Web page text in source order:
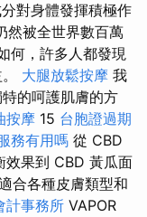
對身體發揮積極作
然被全世界數百萬
何，許多人都發現
大腿放鬆按摩 我
的呵護肌膚的方
按摩 15 台胞證過期
務有用嗎 從 CBD
效果到 CBD 黃瓜面
合各種皮膚類型和
計事務所 VAPOR